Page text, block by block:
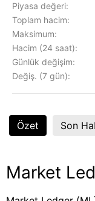
Piyasa değeri:
Toplam hacim:
Maksimum:
Hacim (24 saat):
Günlük değişim:
Değiş. (7 gün):
Özet Son
Market